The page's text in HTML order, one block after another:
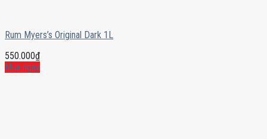
Rum Myers’s Original Dark 1L
550.000₫
Mua ngay